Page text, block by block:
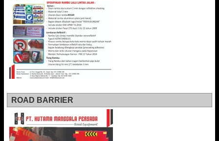
ROAD BARRIER